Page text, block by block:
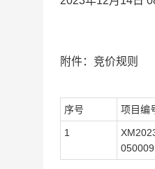
附件：竞价规则
序号 项目编
1
050009